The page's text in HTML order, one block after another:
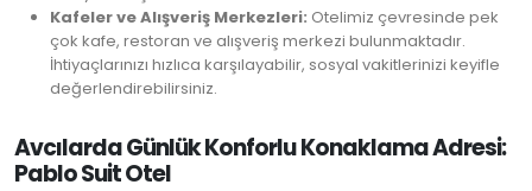
Kafeler ve Alışveriş Merkezleri: Otelimiz çevresinde pek
çok kafe, restoran ve alışveriş merkezi bulunmaktadır.
İhtiyaçlarınızı hızlıca karşılayabilir, sosyal vakitlerinizi keyifle
değerlendirebilirsiniz.
Avcılarda Günlük Konforlu Konaklama Adresi:
Pablo Suit Otel